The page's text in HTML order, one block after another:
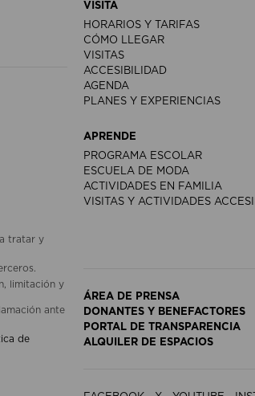
tratar y
limitación y
ante
de
VISITA
HORARIOS Y TARIFAS
CÓMO LLEGAR
VISITAS
ACCESIBILIDAD
AGENDA
PLANES Y EXPERIENCIAS
APRENDE
PROGRAMA ESCOLAR
ESCUELA DE MODA
ACTIVIDADES EN FAMILIA
VISITAS Y ACTIVIDADES
ÁREA DE PRENSA
DONANTES Y BENEFACTORES
PORTAL DE TRANSPARENCIA
ALQUILER DE ESPACIOS